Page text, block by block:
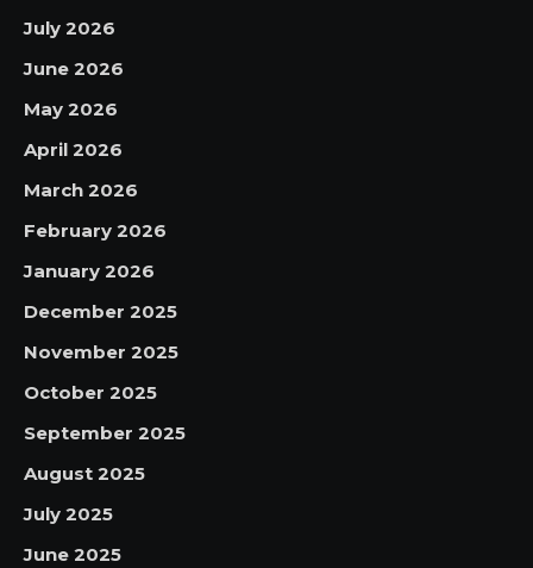
July 2026
June 2026
May 2026
April 2026
March 2026
February 2026
January 2026
December 2025
November 2025
October 2025
September 2025
August 2025
July 2025
June 2025